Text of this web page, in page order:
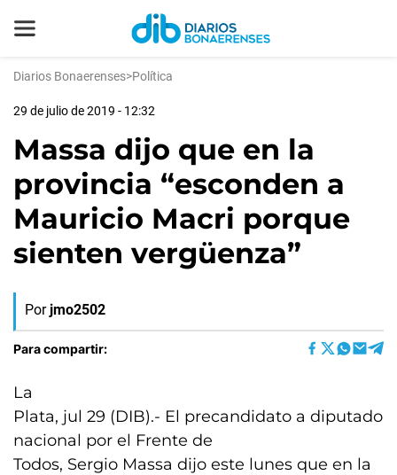
Diarios Bonaerenses>Política
29 de julio de 2019 - 12:32
Massa dijo que en la
provincia “esconden a
Mauricio Macri porque
sienten vergüenza”
Por jmo2502
Para compartir:
La
Plata, jul 29 (DIB).- El precandidato a diputado
nacional por el Frente de
Todos, Sergio Massa dijo este lunes que en la